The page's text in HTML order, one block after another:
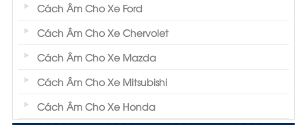
Cách Âm Cho Xe Ford
Cách Âm Cho Xe Chervolet
Cách Âm Cho Xe Mazda
Cách Âm Cho Xe Mitsubishi
Cách Âm Cho Xe Honda